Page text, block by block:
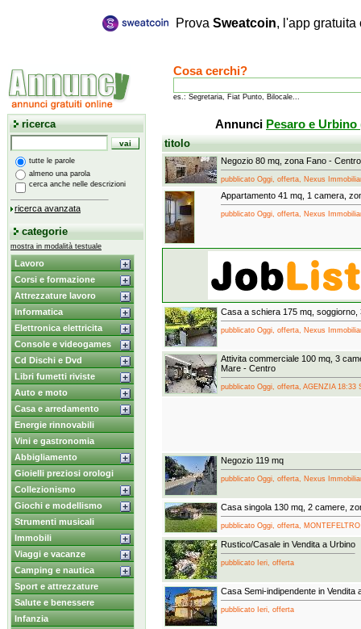
Prova Sweatcoin, l'app
Cosa cerchi?
es.: Segretaria, Fiat Punto, Bilocale...
ricerca
tutte le parole
almeno una parola
cerca anche nelle descrizioni
ricerca avanzata
categorie
mostra in modalità testuale
Lavoro
Corsi e formazione
Attrezzature lavoro
Informatica
Elettronica elettricita
Console e videogames
Cd Dischi e Dvd
Libri fumetti riviste
Auto e moto
Casa e arredamento
Energie rinnovabili
Vini e gastronomia
Abbigliamento
Gioielli preziosi orologi
Collezionismo
Giochi e modellismo
Strumenti musicali
Immobili
Viaggi e vacanze
Camping e nautica
Sport e attrezzature
Salute e benessere
Infanzia
Annunci Pesaro e Urbino
titolo
Negozio 80 mq, zona Fano - Centro
pubblicato Oggi, offerta, Nexus
Appartamento 41 mq, 1 camera,
pubblicato Oggi, offerta, Nexus
Casa a schiera 175 mq, soggiorno,
pubblicato Oggi, offerta, Nexus
Attivita commerciale 100 mq, 3
Mare - Centro
pubblicato Oggi, offerta, AGENZIA 18:33
Negozio 119 mq
pubblicato Oggi, offerta, Nexus
Casa singola 130 mq, 2 camere,
pubblicato Oggi, offerta,
Rustico/Casale in Vendita a Urbino
pubblicato Ieri, offerta
Casa Semi-indipendente in Vendita
pubblicato Ieri, offerta